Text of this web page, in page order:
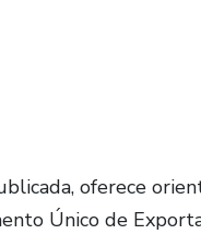
oferece
Único de